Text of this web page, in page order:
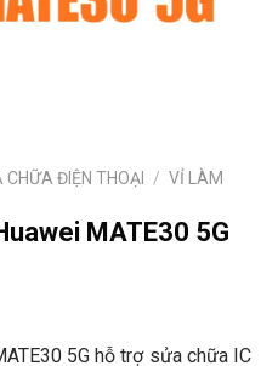
ĐIỆN THOẠI / VỈ LÀM
MATE30 5G
5G hỗ trợ sửa chữa IC